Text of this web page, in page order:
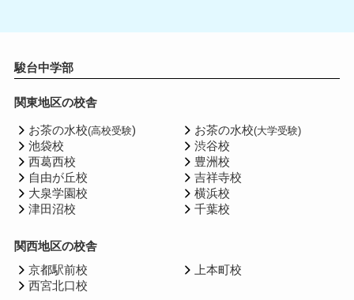
駿台中学部
関東地区の校舎
お茶の水校(高校受験)
池袋校
西葛西校
自由が丘校
大泉学園校
津田沼校
お茶の水校(大学受験)
渋谷校
豊洲校
吉祥寺校
横浜校
千葉校
関西地区の校舎
京都駅前校
西宮北口校
上本町校